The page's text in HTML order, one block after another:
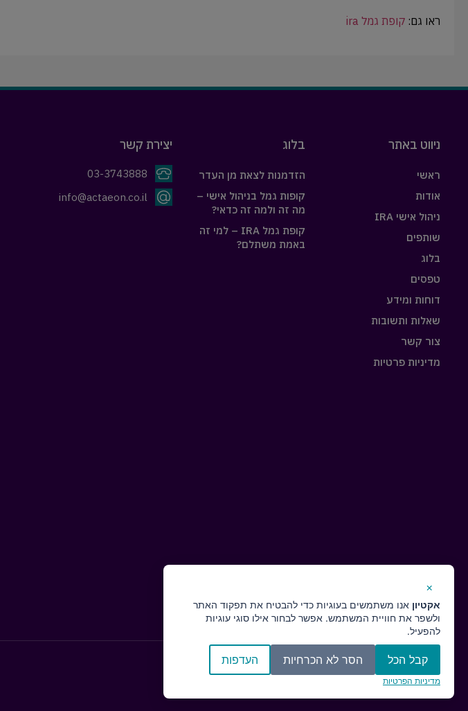
ראו גם: קופת גמל ira
ניווט באתר
ראשי
אודות
ניהול אישי IRA
שותפים
בלוג
טפסים
דוחות ומידע
שאלות ותשובות
צור קשר
מדיניות פרטיות
בלוג
הזדמנות לצאת מן העדר
קופות גמל בניהול אישי –
מה זה ולמה זה כדאי?
קופת גמל IRA – למי זה
באמת משתלם?
יצירת קשר
03-3743888
info@actaeon.co.il
×
אקטיון אנו משתמשים בעוגיות כדי להבטיח את תפקוד האתר
ולשפר את חוויית המשתמש. אפשר לבחור אילו סוגי עוגיות
להפעיל.
קבל הכל הסר לא הכרחיות העדפות
מדיניות הפרטיות